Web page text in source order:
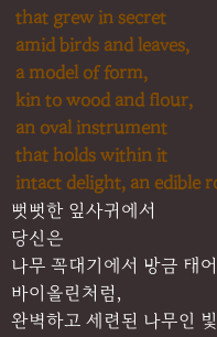
that grew in secret
amid birds and leaves,
a model of form,
kin to wood and flour,
an oval instrument
that holds within it
intact delight, an edible
뻣뻣한 잎사귀에서
당신은
나무 꼭대기에서 방금 태
바이올린처럼,
완벽하고 세련된 나무인